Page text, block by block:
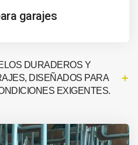
garajes
DURADEROS Y
DISEÑADOS PARA
EXIGENTES.